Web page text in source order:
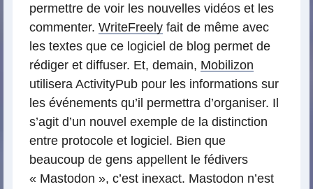
permettre de voir les nouvelles vidéos et les
commenter. WriteFreely fait de même avec
les textes que ce logiciel de blog permet de
rédiger et diffuser. Et, demain, Mobilizon
utilisera ActivityPub pour les informations sur
les événements qu’il permettra d’organiser. Il
s’agit d’un nouvel exemple de la distinction
entre protocole et logiciel. Bien que
beaucoup de gens appellent le fédivers
« Mastodon », c’est inexact. Mastodon n’est